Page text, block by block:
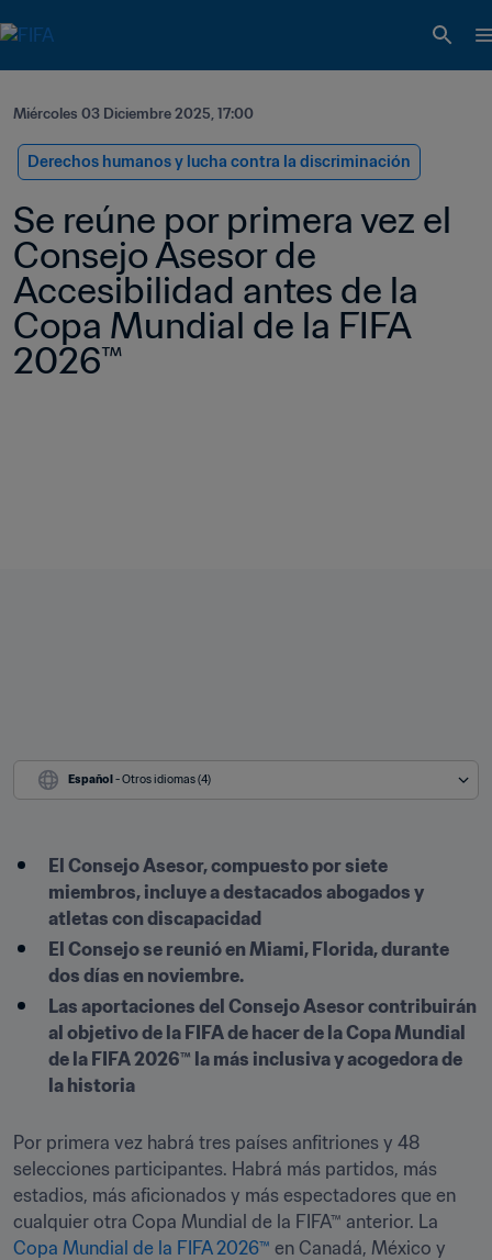
Miércoles 03 Diciembre 2025, 17:00
Derechos humanos y lucha contra la discriminación
Se reúne por primera vez el
Consejo Asesor de
Accesibilidad antes de la
Copa Mundial de la FIFA
2026™
Español - Otros idiomas (4)
El Consejo Asesor, compuesto por siete
miembros, incluye a destacados abogados y
atletas con discapacidad
El Consejo se reunió en Miami, Florida, durante
dos días en noviembre.
Las aportaciones del Consejo Asesor contribuirán
al objetivo de la FIFA de hacer de la Copa Mundial
de la FIFA 2026™ la más inclusiva y acogedora de
la historia
Por primera vez habrá tres países anfitriones y 48
selecciones participantes. Habrá más partidos, más
estadios, más aficionados y más espectadores que en
Copa Mundial de la FIFA 2026™ en Canadá, México y